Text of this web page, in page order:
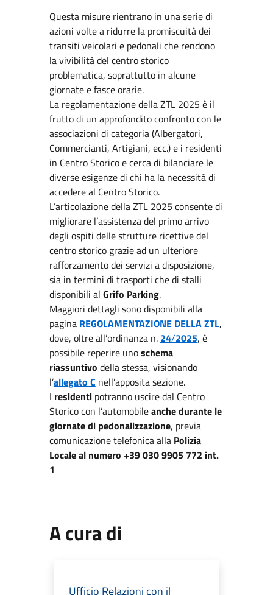
Questa misure rientrano in una serie di
azioni volte a ridurre la promiscuità dei
transiti veicolari e pedonali che rendono
la vivibilità del centro storico
problematica, soprattutto in alcune
giornate e fasce orarie.
La regolamentazione della ZTL 2025 è il
frutto di un approfondito confronto con le
associazioni di categoria (Albergatori,
Commercianti, Artigiani, ecc.) e i residenti
in Centro Storico e cerca di bilanciare le
diverse esigenze di chi ha la necessità di
accedere al Centro Storico.
L’articolazione della ZTL 2025 consente di
migliorare l’assistenza del primo arrivo
degli ospiti delle strutture ricettive del
centro storico grazie ad un ulteriore
rafforzamento dei servizi a disposizione,
sia in termini di trasporti che di stalli
disponibili al Grifo Parking.
Maggiori dettagli sono disponibili alla
pagina REGOLAMENTAZIONE DELLA ZTL,
dove, oltre all’ordinanza n. 24/2025, è
possibile reperire unoschema
riassuntivo della stessa, visionando
l’allegato C nell’apposita sezione.
I residenti potranno uscire dal Centro
Storico con l’automobileanche durante le
giornate di pedonalizzazione, previa
comunicazione telefonica alla Polizia
Locale al numero +39 030 9905 772 int.
1
A cura di
Ufficio Relazioni con il